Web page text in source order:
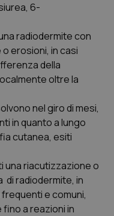
6-
radiodermite con
erosioni, in casi
della
oltre la
nel giro di mesi,
in quanto a lungo
cutanea, esiti
una riacutizzazione o
di radiodermite, in
e comuni,
a reazioni in